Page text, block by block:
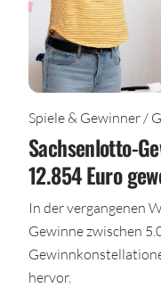
Spiele & Gewinner /
Sachsenlotto-
12.854 Euro
In der vergangenen
Gewinne zwischen
hervor.